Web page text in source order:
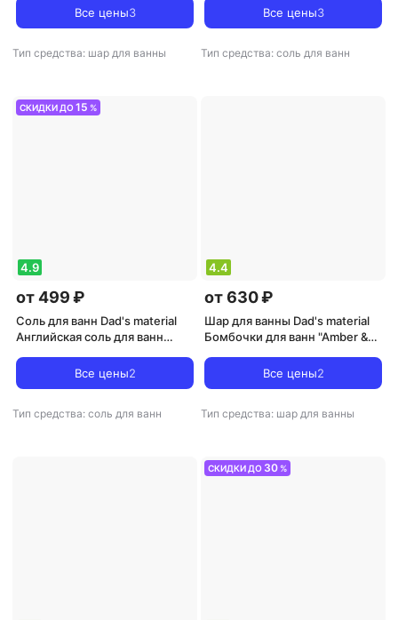
Musk & Black Coral", 500 гр
Все цены3
Тип средства: шар для ванны
Все цены3
Тип средства: соль для ванн
СКИДКИ ДО15 %
4.9
от 499 ₽
Соль для ванн Dad's material
Английская соль для ванн
Все цены2
Тип средства: соль для ванн
4.4
от 630 ₽
Шар для ванны Dad's material
Бомбочки для ванн "Amber &
Все цены2
Тип средства: шар для ванны
СКИДКИ ДО 30 %